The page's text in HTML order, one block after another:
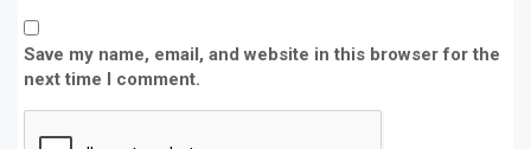
Save my name, email, and website in this browser for the
next time I comment.